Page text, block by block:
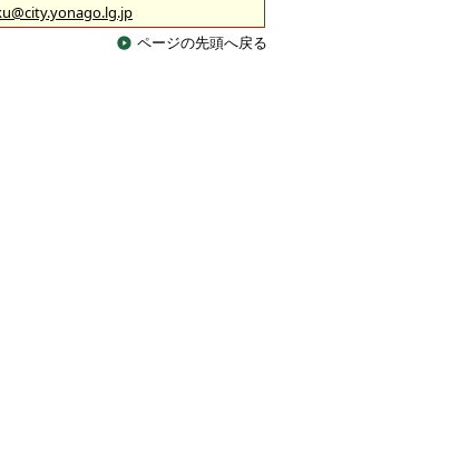
ページの先頭へ戻る